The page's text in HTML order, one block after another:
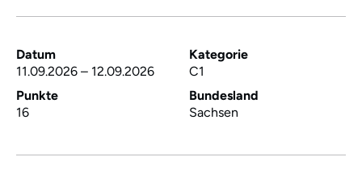
Exekutive
Datum
11.09.2026 – 12.09.2026
Kategorie
C1
Punkte
16
Bundesland
Sachsen